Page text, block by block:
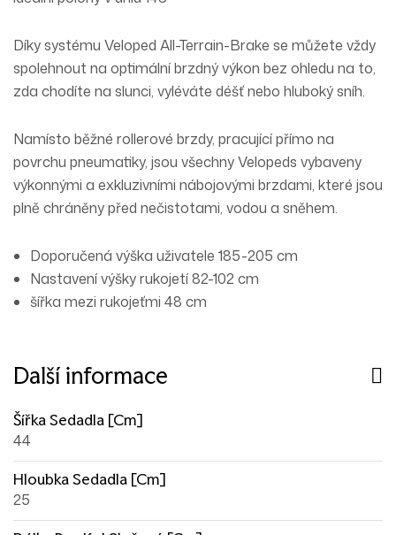
Díky systému Veloped All-Terrain-Brake se můžete vždy
spolehnout na optimální brzdný výkon bez ohledu na to,
zda chodíte na slunci, vyléváte déšť nebo hluboký sníh.
Namísto běžné rollerové brzdy, pracující přímo na
povrchu pneumatiky, jsou všechny Velopeds vybaveny
výkonnými a exkluzivními nábojovými brzdami, které jsou
plně chráněny před nečistotami, vodou a sněhem.
Doporučená výška uživatele 185-205 cm
Nastavení výšky rukojetí 82-102 cm
šířka mezi rukojeťmi 48 cm
Další informace
Šířka Sedadla [cm]
44
Hloubka Sedadla [cm]
25